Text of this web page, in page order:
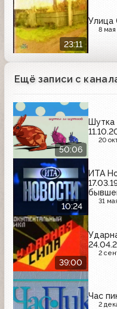
23:11
Улица
8 мая
Ещё записи с
50:06
Шутка
20
10:24
ИТА
31
39:00
2
Час
2